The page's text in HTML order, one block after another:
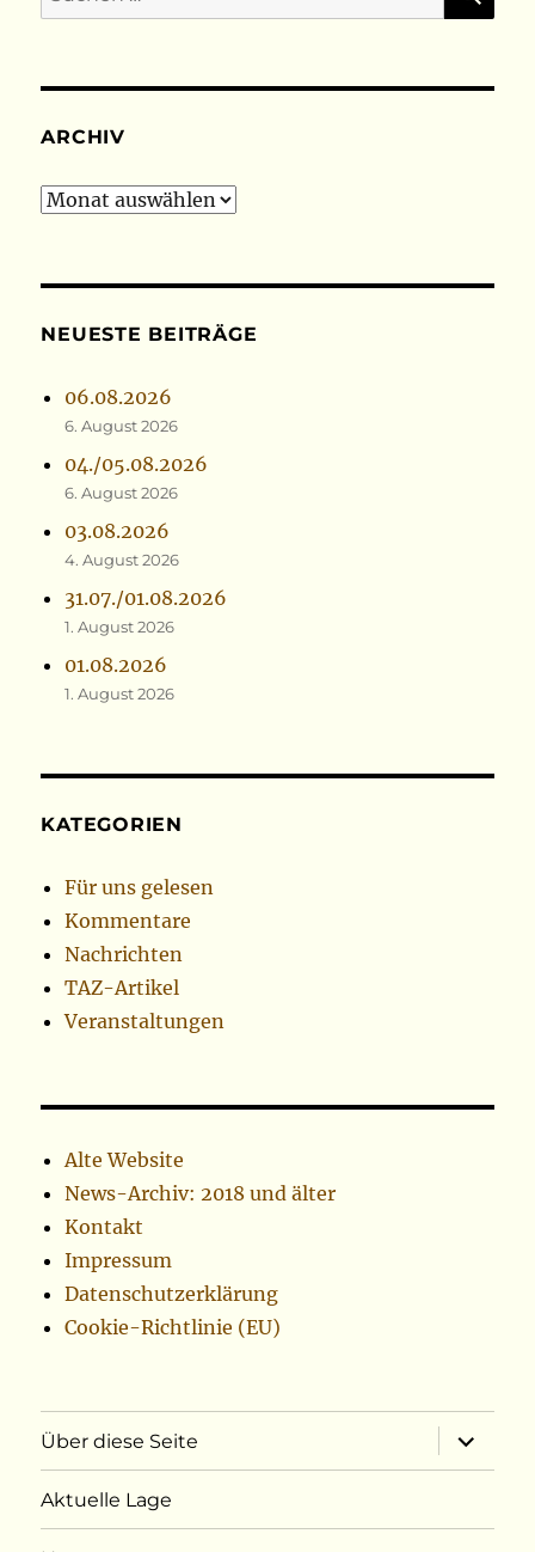
nach:
ARCHIV
Archiv
NEUESTE BEITRÄGE
06.08.2026
6. August 2026
04./05.08.2026
6. August 2026
03.08.2026
4. August 2026
31.07./01.08.2026
1. August 2026
01.08.2026
1. August 2026
KATEGORIEN
Für uns gelesen
Kommentare
Nachrichten
TAZ-Artikel
Veranstaltungen
Alte Website
News-Archiv: 2018 und älter
Kontakt
Impressum
Datenschutzerklärung
Cookie-Richtlinie (EU)
Über diese Seite
öffnen
Aktuelle Lage